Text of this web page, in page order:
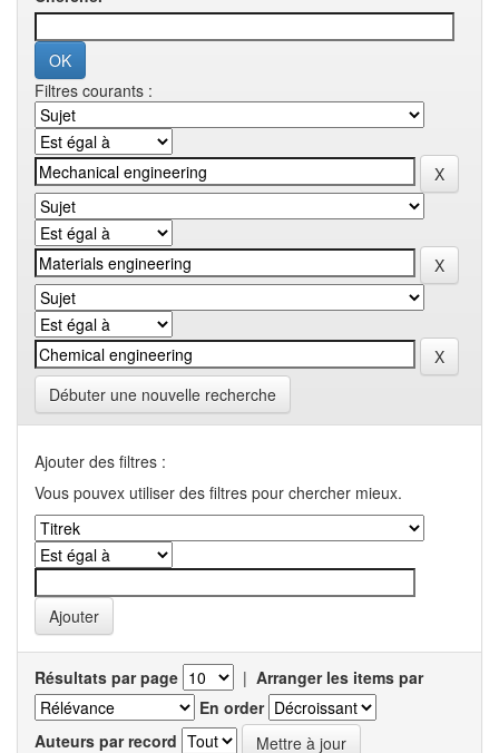
Filtres courants :
Débuter une nouvelle recherche
Ajouter des filtres :
Vous pouvex utiliser des filtres pour chercher mieux.
Résultats par page | Arranger les items par
En order
Auteurs par record